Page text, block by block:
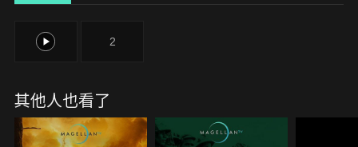
1 2
其他人也看了